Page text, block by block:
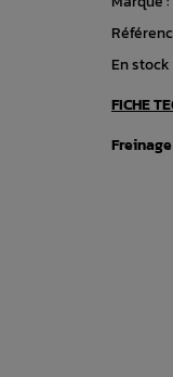
En stock
FICHE
Freinage